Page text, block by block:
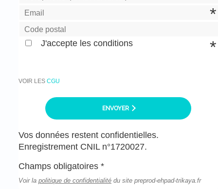
J'accepte les conditions
VOIR LES CGU
ENVOYER
Vos données restent confidentielles.
Enregistrement CNIL n°1720027.
Champs obligatoires *
Voir la politique de confidentialité du site preprod-ehpad-trikaya.fr